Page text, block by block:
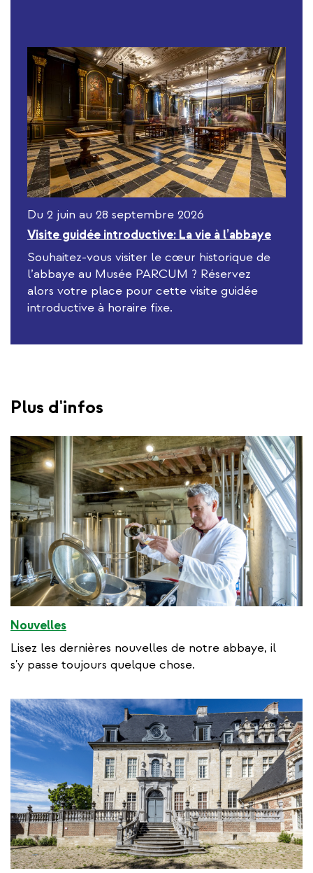
Du 2 juin au 28 septembre 2026
Visite guidée introductive: La vie à l’abbaye
Souhaitez-vous visiter le cœur historique de
l’abbaye au Musée PARCUM ? Réservez
alors votre place pour cette visite guidée
introductive à horaire fixe.
Plus d'infos
Nouvelles
Lisez les dernières nouvelles de notre abbaye, il
s'y passe toujours quelque chose.